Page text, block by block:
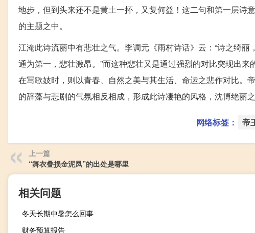
地步，但到头来还不是黄土一抔，又复何益！这二句和第一层诗
的主题之中。
江淹此诗流丽中有悲壮之气。李调元《雨村诗话》云：“诗之绮
通为第一，悲壮激昂。”而这种悲壮又是通过强烈的对比突现出
在写歌妓时，则以青春、自然之美与其生活、命运之悲作对比。
的辞藻与悲剧的气氛相反相成，形成此诗凄艳的风格，沈博绝丽
网络标签： 帝
上一篇
“舞衣叠损金泥凤”的出处是哪里
相关问题
冬天长期中暑怎么回事
财务预算报告